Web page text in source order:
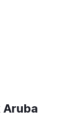
Aruba